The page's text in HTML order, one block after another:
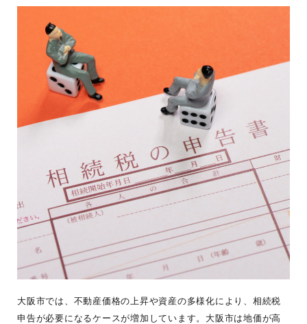
大阪市では、不動産価格の上昇や資産の多様化により、相続税
申告が必要になるケースが増加しています。大阪市は地価が高